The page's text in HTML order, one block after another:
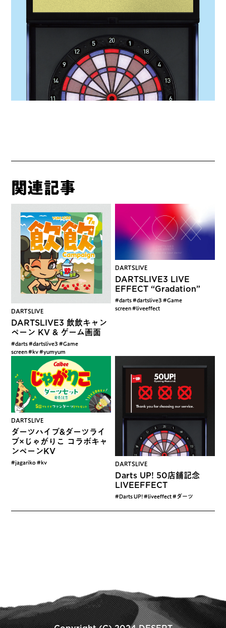
関連記事
DARTSLIVE
DARTSLIVE3 飲飲キャン
ペーン KV & ゲーム画面
#darts #dartslive3 #Game
screen #kv #yumyum
DARTSLIVE
DARTSLIVE3 LIVE
EFFECT “Gradation”
#darts #dartslive3 #Game
screen #liveeffect
DARTSLIVE
ダーツハイブ&ダーツライ
ブ×じゃがりこ コラボキャ
ンペーンKV
#jagariko #kv DARTSLIVE
Darts UP! 50店舗記念
LIVEEFFECT
#Darts UP! #liveeffect #ダーツ